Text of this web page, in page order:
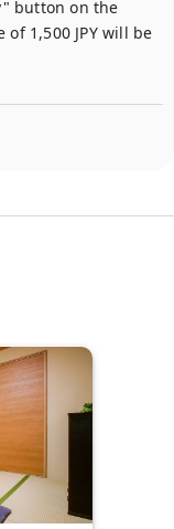
button on the
1,500 JPY will be